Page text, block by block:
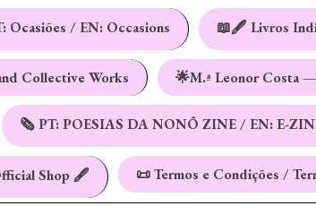
Ocasiões / EN: Occasions 📖🖋️ Livros
Collective Works 🌟M.ª Leonor Costa
🗞️ PT: POESIAS DA NONÔ ZINE / EN: E-
Shop 🖋️ 📜 Termos e Condições /